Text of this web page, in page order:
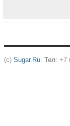
(c) Sugar.Ru. Тел: +7